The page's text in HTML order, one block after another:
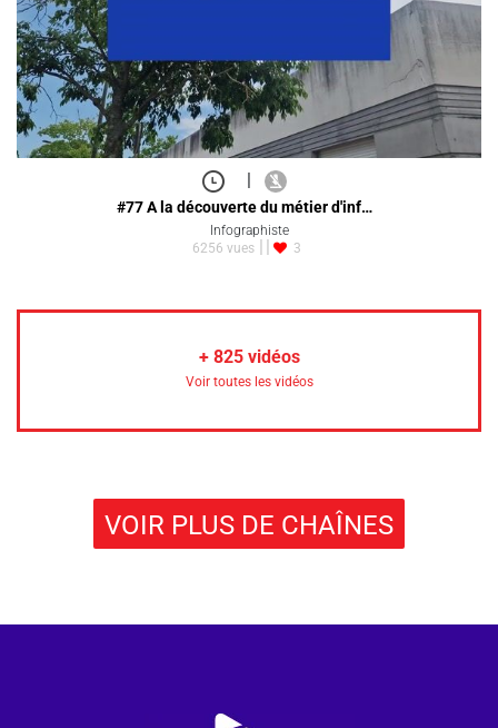
|
#77 A la découverte du métier d'inf…
Infographiste
6256 vues
3
+ 825vidéos
Voir toutes les vidéos
VOIR PLUS DE CHAÎNES